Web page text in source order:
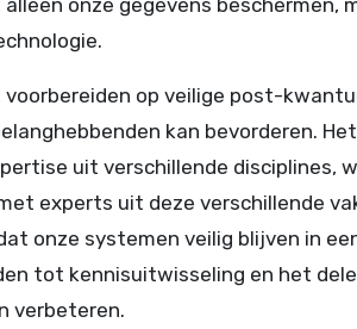
voorbereiden op veilige post-
kan bevorderen.
uit verschillende disciplines,
experts uit deze verschillende
onze systemen veilig blijven in
tot kennisuitwisseling en het
verbeteren.